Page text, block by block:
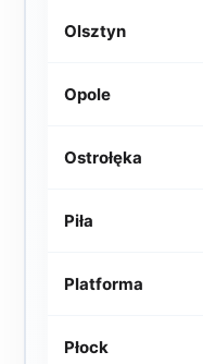
Olsztyn
Opole
Ostrołęka
Piła
Platforma
Płock